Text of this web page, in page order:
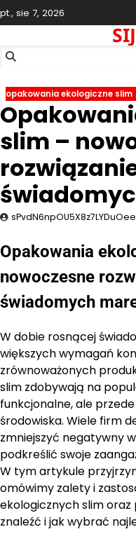
Skip
to
pt., sie 7, 2026
opakowania ekologiczne slim
slim –
Opakowania
nowoczesne
świadomych
W dobie rosnącej
większych wymagań
zrównoważonych
slim zdobywają na
funkcjonalne, ale
środowiska. Wiele firm
zmniejszyć negatywny
podkreślić swoje
W tym artykule
omówimy zalety i
ekologicznych slim oraz
znaleźć i jak wybrać